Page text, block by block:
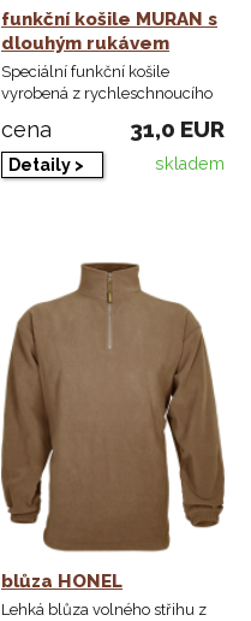
funkční košile MURAN s
dlouhým rukávem
Speciální funkční košile
vyrobená z rychleschnoucího
cena 31,0 EUR
Detaily > skladem
blůza HONEL
Lehká blůza volného střihu z